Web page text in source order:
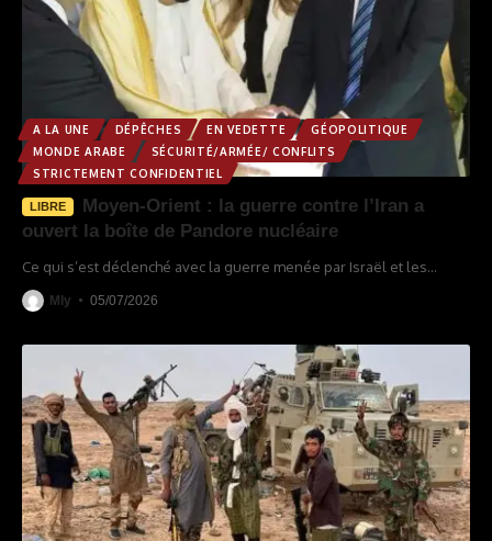
A LA UNE DÉPÊCHES EN VEDETTE
GÉOPOLITIQUE
MONDE ARABE
SÉCURITÉ/ARMÉE/ CONFLITS
STRICTEMENT CONFIDENTIEL
LIBRE
Moyen-Orient : la guerre contre l’Iran a
ouvert la boîte de Pandore nucléaire
Ce qui s’est déclenché avec la guerre menée par Israël et les…
Mly 05/07/2026